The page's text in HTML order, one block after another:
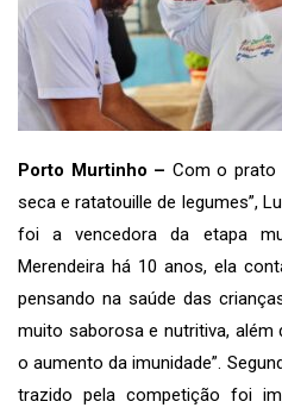
Porto Murtinho – Com o prato
seca e ratatouille de legumes”,
foi a vencedora da etapa
Merendeira há 10 anos, ela
pensando na saúde das
muito saborosa e nutritiva,
o aumento da imunidade”.
trazido pela competição foi